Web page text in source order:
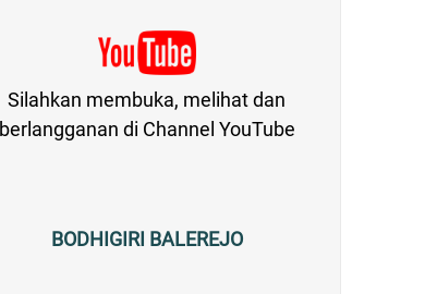
Silahkan membuka, melihat dan
berlangganan di Channel YouTube
BODHIGIRI BALEREJO